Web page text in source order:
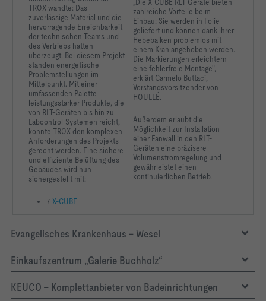
TROX wandte: Das
zuverlässige Material und die
hervorragende Erreichbarkeit
der technischen Teams und
des Vertriebs hatten
überzeugt. Bei diesem Projekt
standen energetische
Problemstellungen im
Mittelpunkt. Mit einer
umfassenden Palette
leistungsstarker Produkte, die
von RLT-Geräten bis hin zu
Labcontrol-Systemen reicht,
konnte TROX den komplexen
Anforderungen des Projekts
gerecht werden. Eine sichere
und effiziente Belüftung des
Gebäudes wird nun
sichergestellt mit:
7 X-CUBE
„Die X-CUBE RLT-Geräte bieten
zahlreiche Vorteile beim
Einbau: Sie werden in Folie
geliefert und können dank ihrer
Hebebalken problemlos mit
einem Kran angehoben werden.
Die Markierungen erleichtern
eine fehlerfreie Montage",
erklärt Carmelo Buttaci,
Vorstandsvorsitzender von
HOULLÉ.
Außerdem erlaubt die
Möglichkeit zur Installation
einer Fanwall in den RLT-
Geräten eine präzisere
Volumenstromregelung und
gewährleistet einen
kontinuierlichen Betrieb.
Evangelisches Krankenhaus - Wesel
Einkaufszentrum „Galerie Buchholz“
KEUCO – Komplettanbieter von Badeinrichtungen